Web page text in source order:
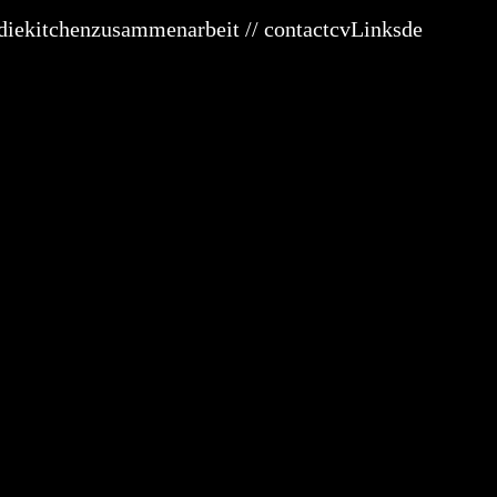
zusammenarbeit // contactcvLinksde